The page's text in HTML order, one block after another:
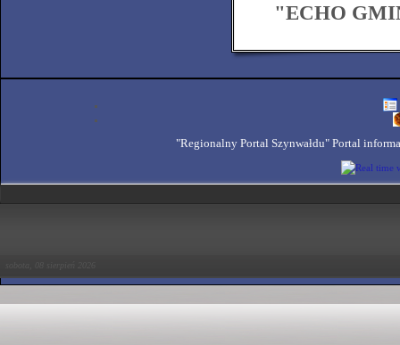
"ECHO
"Regionalny Portal Szynwałdu" Portal